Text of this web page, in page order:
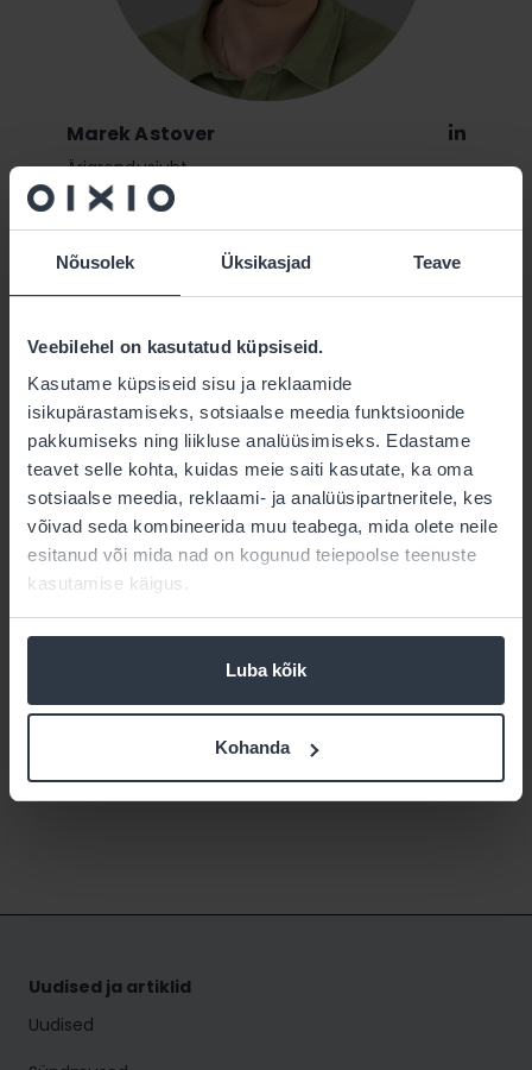
Nõusolek Üksikasjad Teave
Veebilehel on kasutatud küpsiseid.
Kasutame küpsiseid sisu ja reklaamide
isikupärastamiseks, sotsiaalse meedia funktsioonide
pakkumiseks ning liikluse analüüsimiseks. Edastame
teavet selle kohta, kuidas meie saiti kasutate, ka oma
sotsiaalse meedia, reklaami- ja analüüsipartneritele, kes
võivad seda kombineerida muu teabega, mida olete neile
esitanud või mida nad on kogunud teiepoolse teenuste
kasutamise käigus.
Luba kõik
Kohanda
Marek Astover
Äriarendusjuht
marek.astover@oixio.eu
madis.sonajalg@oixio.eu
Uudised ja artiklid
Uudised